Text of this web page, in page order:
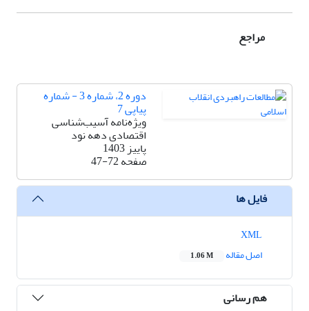
مراجع
دوره 2، شماره 3 - شماره
پیاپی 7
ویژه‌نامه آسیب‌شناسی
اقتصادی دهه نود
پاییز 1403
صفحه47-72
فایل ها
اصل مقاله
1.06 M
هم رسانی